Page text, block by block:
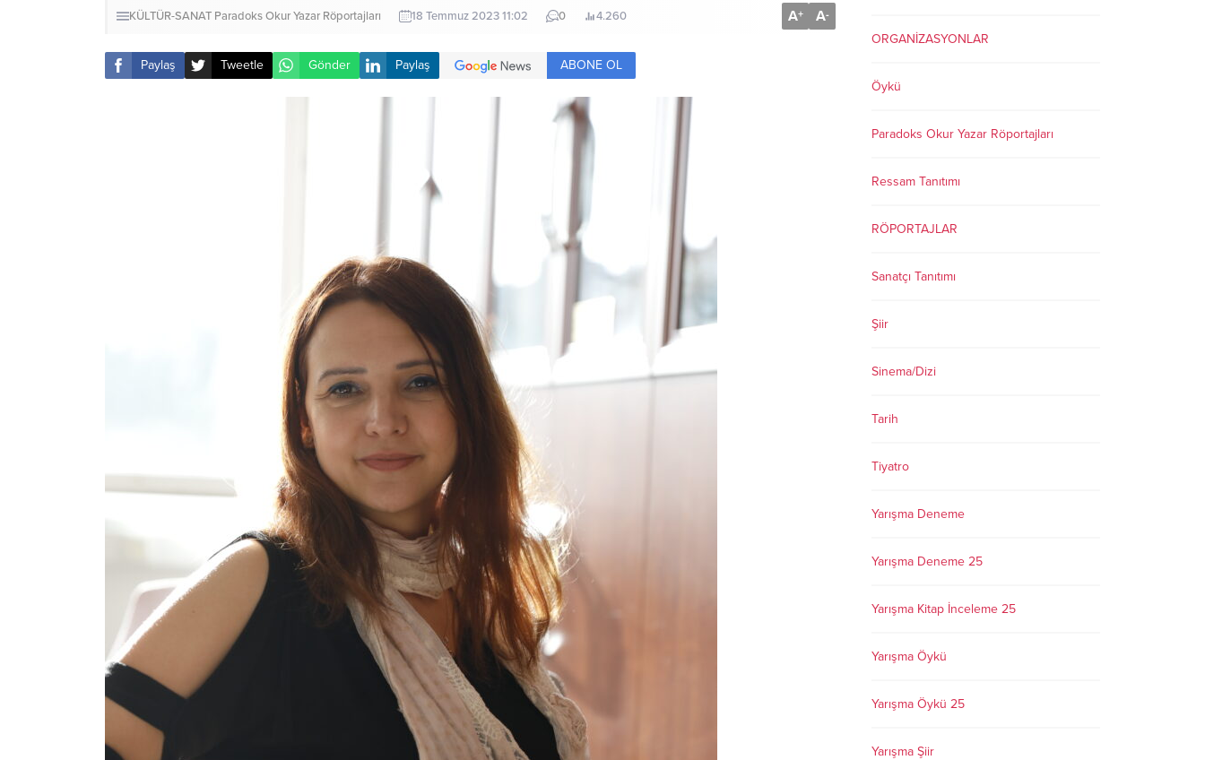
KÜLTÜR-SANAT Paradoks Okur Yazar Röportajları 18 Temmuz 2023 11:02 0 4.260 A+ A-
Paylaş Tweetle Gönder Paylaş ABONE OL
ORGANİZASYONLAR
Öykü
Paradoks Okur Yazar Röportajları
Ressam Tanıtımı
RÖPORTAJLAR
Sanatçı Tanıtımı
Şiir
Sinema/Dizi
Tarih
Tiyatro
Yarışma Deneme
Yarışma Deneme 25
Yarışma Kitap İnceleme 25
Yarışma Öykü
Yarışma Öykü 25
Yarışma Şiir